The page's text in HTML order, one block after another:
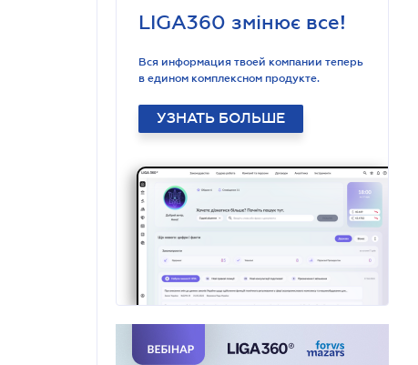
LIGA360 змінює все!
Вся информация твоей компании теперь
в едином комплексном продукте.
УЗНАТЬ БОЛЬШЕ